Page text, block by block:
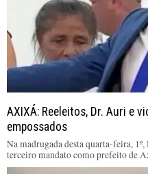
AXIXÁ: Reeleitos, Dr. Auri e
empossados
Na madrugada desta quarta-feira,
terceiro mandato como prefeito de